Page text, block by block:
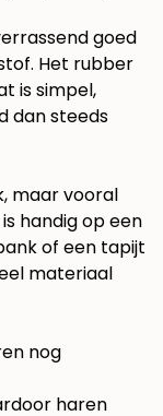
goed
Het rubber
is simpel,
dan steeds
maar vooral
handig op een
of een tapijt
materiaal
nog
haren